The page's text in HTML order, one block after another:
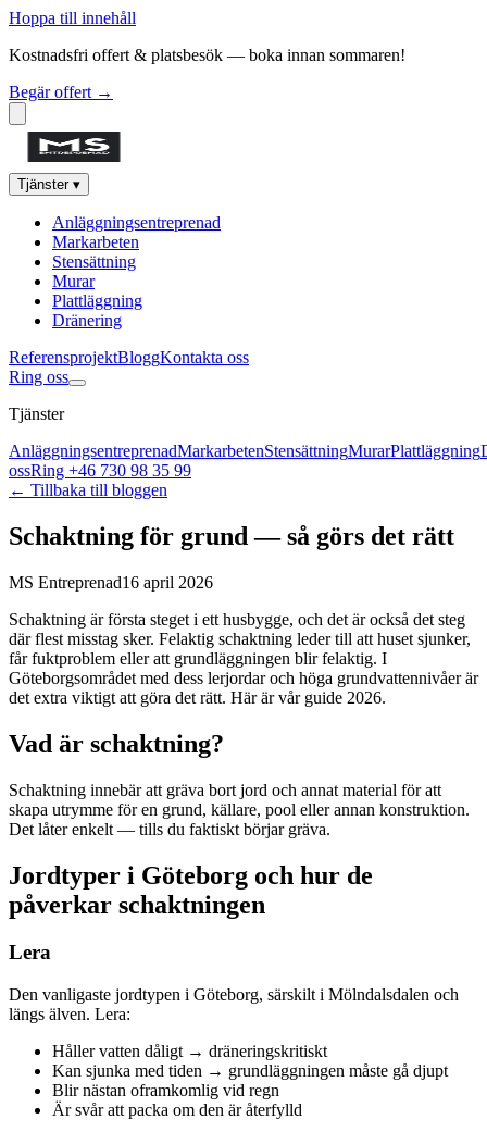
Hoppa till innehåll
Kostnadsfri offert & platsbesök — boka innan sommaren!
Begär offert →
Tjänster ▾
Anläggningsentreprenad
Markarbeten
Stensättning
Murar
Plattläggning
Dränering
ReferensprojektBloggKontakta oss
Ring oss
Tjänster
AnläggningsentreprenadMarkarbetenStensättningMurarPlattläggning
ossRing +46 730 98 35 99
← Tillbaka till bloggen
Schaktning för grund — så görs det rätt
MS Entreprenad16 april 2026
Schaktning är första steget i ett husbygge, och det är också det steg
där flest misstag sker. Felaktig schaktning leder till att huset sjunker,
får fuktproblem eller att grundläggningen blir felaktig. I
Göteborgsområdet med dess lerjordar och höga grundvattennivåer är
det extra viktigt att göra det rätt. Här är vår guide 2026.
Vad är schaktning?
Schaktning innebär att gräva bort jord och annat material för att
skapa utrymme för en grund, källare, pool eller annan konstruktion.
Det låter enkelt — tills du faktiskt börjar gräva.
Jordtyper i Göteborg och hur de
påverkar schaktningen
Lera
Den vanligaste jordtypen i Göteborg, särskilt i Mölndalsdalen och
längs älven. Lera:
Håller vatten dåligt → dräneringskritiskt
Kan sjunka med tiden → grundläggningen måste gå djupt
Blir nästan oframkomlig vid regn
Är svår att packa om den är återfylld